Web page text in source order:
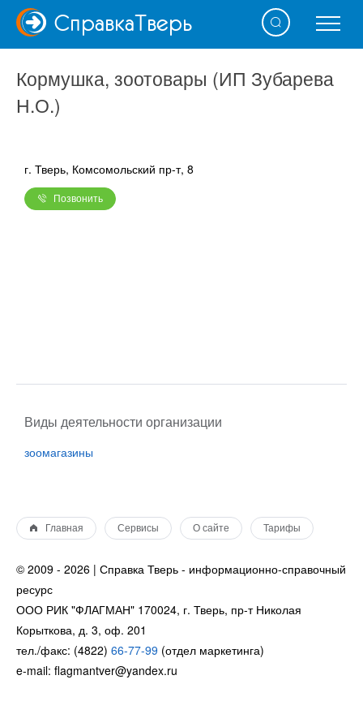
СправкаТверь
Кормушка, зоотовары (ИП Зубарева
Н.О.)
г. Тверь, Комсомольский пр-т, 8
Позвонить
Виды деятельности организации
зоомагазины
Главная Сервисы О сайте Тарифы
© 2009 - 2026 | Справка Тверь - информационно-справочный
ресурс
ООО РИК "ФЛАГМАН" 170024, г. Тверь, пр-т Николая
Корыткова, д. 3, оф. 201
тел./факс: (4822) 66-77-99 (отдел маркетинга)
e-mail: flagmantver@yandex.ru